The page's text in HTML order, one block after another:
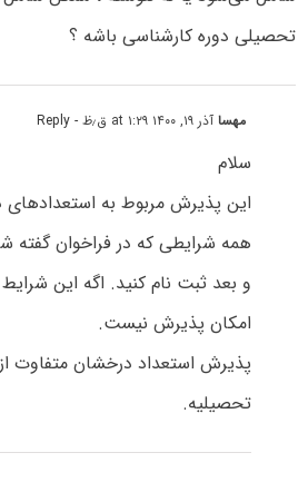
تحصیلی دوره کارشناسی باشه ؟
مهساآذر ۱۹, ۱۴۰۰ at ۱:۲۹ ق٫ظ - Reply
سلام
این پذیرش مربوط به استعدادهای
همه شرایطی که در فراخوان گفته
و بعد ثبت نام کنید. اگه این شرایط
امکان پذیرش نیست.
پذیرش استعداد درخشان متفاوت
تحصیلیه.